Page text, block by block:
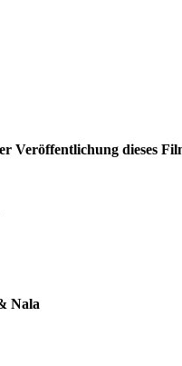
Veröffentlichung dieses
Nala